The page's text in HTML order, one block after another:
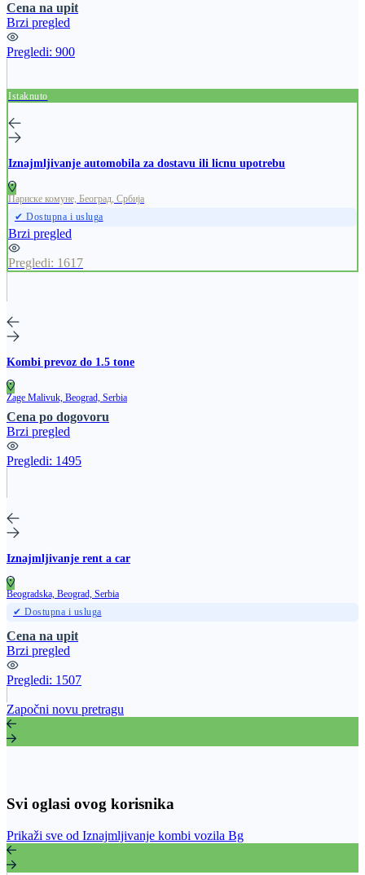
Cena na upit
Brzi pregled
Pregledi: 900
Istaknuto
Iznajmljivanje automobila za dostavu ili licnu upotrebu
Париске комуне, Београд, Србија
✔ Dostupna i usluga
Brzi pregled
Pregledi: 1617
Kombi prevoz do 1.5 tone
Zage Malivuk, Beograd, Serbia
Cena po dogovoru
Brzi pregled
Pregledi: 1495
Iznajmljivanje rent a car
Beogradska, Beograd, Serbia
✔ Dostupna i usluga
Cena na upit
Brzi pregled
Pregledi: 1507
Započni novu pretragu
Svi oglasi ovog korisnika
Prikaži sve od Iznajmljivanje kombi vozila Bg